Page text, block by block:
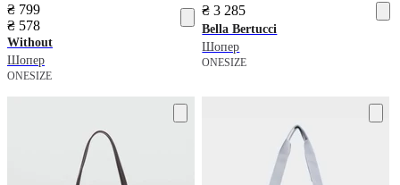
₴ 799
₴ 578
Without
Шопер
ONESIZE
₴ 3 285
Bella Bertucci
Шопер
ONESIZE